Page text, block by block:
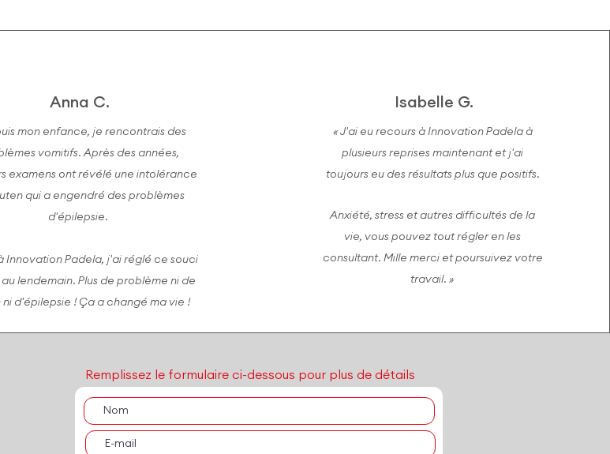
Anna C.
mon enfance, je rencontrais des
vomitifs. Après des années,
examens ont révélé une intolérance
qui a engendré des problèmes
d'épilepsie.
Innovation Padela, j'ai réglé ce souci
lendemain. Plus de problème ni de
ni d'épilepsie ! Ça a changé ma vie !
Isabelle G.
« J'ai eu recours à Innovation Padela à
plusieurs reprises maintenant et j'ai
toujours eu des résultats plus que positifs.
Anxiété, stress et autres difficultés de la
vie, vous pouvez tout régler en les
consultant. Mille merci et poursuivez votre
travail. »
Remplissez le formulaire ci-dessous pour plus de détails